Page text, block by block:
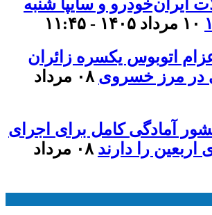
ایران‌خودرو و سایپا شنبه
۱۰ مرداد ۱۴۰۵ - ۱۱:۴۵
اتوبوس یکسره زائران
در مرز خسروی
۰۸ مرداد
آمادگی کامل برای اجرای
اربعین را دارند
۰۸ مرداد